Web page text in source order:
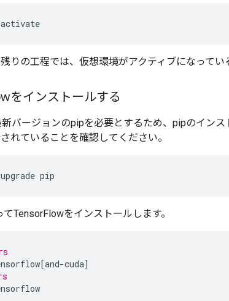
りの工程では、仮想環境がアクティブになってい
をインストールする
バージョンのpipを必要とするため、pipのイン
れていることを確認してください。
TensorFlowをインストールします。
[and-cuda]